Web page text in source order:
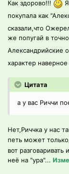
Как здорово!!!
покупала как
сказали,что
же попугай в
Александрийские
характер
Цитата
а у вас Риччи
Нет,Риччка у нас
петь может
вот
неё на "ура"...